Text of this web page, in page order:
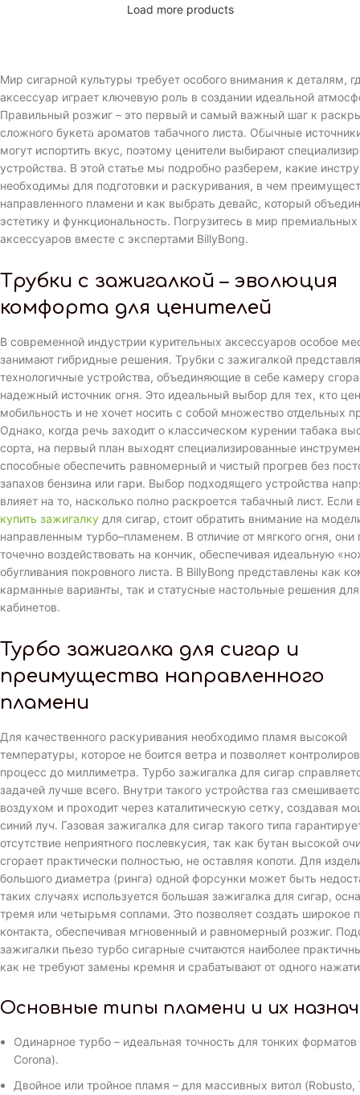
Мир сигарной культуры требует особого внимания к деталям,
аксессуар играет ключевую роль в создании идеальной
Правильный розжиг – это первый и самый важный шаг к
сложного букета ароматов табачного листа. Обычные
могут испортить вкус, поэтому ценители выбирают
устройства. В этой статье мы подробно разберем, какие
необходимы для подготовки и раскуривания, в чем
направленного пламени и как выбрать девайс, который
эстетику и функциональность. Погрузитесь в мир премиальных
аксессуаров вместе с экспертами BillyBong.
Трубки с зажигалкой – эволюция
комфорта для ценителей
В современной индустрии курительных аксессуаров особое
занимают гибридные решения. Трубки с зажигалкой
технологичные устройства, объединяющие в себе камеру
надежный источник огня. Это идеальный выбор для тех, кто
мобильность и не хочет носить с собой множество отдельных
Однако, когда речь заходит о классическом курении табака
сорта, на первый план выходят специализированные
способные обеспечить равномерный и чистый прогрев без
запахов бензина или гари. Выбор подходящего устройства
влияет на то, насколько полно раскроется табачный лист.
купить зажигалку для сигар, стоит обратить внимание на
направленным турбо–пламенем. В отличие от мягкого огня, они
точечно воздействовать на кончик, обеспечивая идеальную
обугливания покровного листа. В BillyBong представлены как
карманные варианты, так и статусные настольные решения для
кабинетов.
Турбо зажигалка для сигар и
преимущества направленного
пламени
Для качественного раскуривания необходимо пламя высокой
температуры, которое не боится ветра и позволяет
процесс до миллиметра. Турбо зажигалка для сигар
задачей лучше всего. Внутри такого устройства газ
воздухом и проходит через каталитическую сетку, создавая
синий луч. Газовая зажигалка для сигар такого типа
отсутствие неприятного послевкусия, так как бутан высокой
сгорает практически полностью, не оставляя копоти. Для
большого диаметра (ринга) одной форсунки может быть
таких случаях используется большая зажигалка для сигар,
тремя или четырьмя соплами. Это позволяет создать широкое
контакта, обеспечивая мгновенный и равномерный розжиг.
зажигалки пьезо турбо сигарные считаются наиболее
как не требуют замены кремня и срабатывают от одного
Основные типы пламени и их
Одинарное турбо – идеальная точность для тонких форматов
Corona).
Двойное или тройное пламя – для массивных витол (Robusto,
Load more products